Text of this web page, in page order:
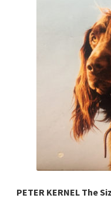
PETER KERNEL The